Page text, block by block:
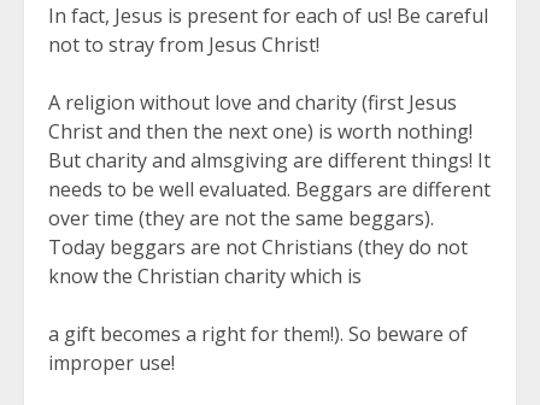
In fact, Jesus is present for each of us! Be careful
not to stray from Jesus Christ!
A religion without love and charity (first Jesus
Christ and then the next one) is worth nothing!
But charity and almsgiving are different things! It
needs to be well evaluated. Beggars are different
over time (they are not the same beggars).
Today beggars are not Christians (they do not
know the Christian charity which is
a gift becomes a right for them!). So beware of
improper use!